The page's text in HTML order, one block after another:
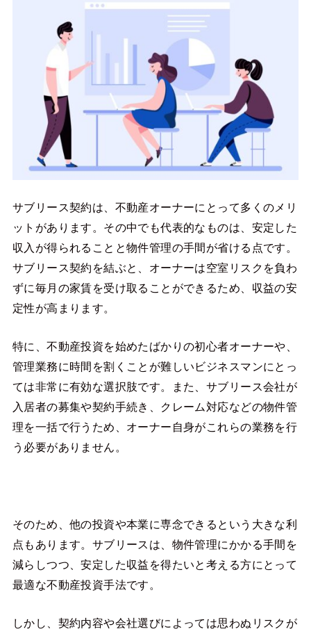
サブリース契約は、不動産オーナーにとって多くのメリ
ットがあります。その中でも代表的なものは、安定した
収入が得られることと物件管理の手間が省ける点です。
サブリース契約を結ぶと、オーナーは空室リスクを負わ
ずに毎月の家賃を受け取ることができるため、収益の安
定性が高まります。
特に、不動産投資を始めたばかりの初心者オーナーや、
管理業務に時間を割くことが難しいビジネスマンにとっ
ては非常に有効な選択肢です。また、サブリース会社が
入居者の募集や契約手続き、クレーム対応などの物件管
理を一括で行うため、オーナー自身がこれらの業務を行
う必要がありません。
そのため、他の投資や本業に専念できるという大きな利
点もあります。サブリースは、物件管理にかかる手間を
減らしつつ、安定した収益を得たいと考える方にとって
最適な不動産投資手法です。
しかし、契約内容や会社選びによっては思わぬリスクが